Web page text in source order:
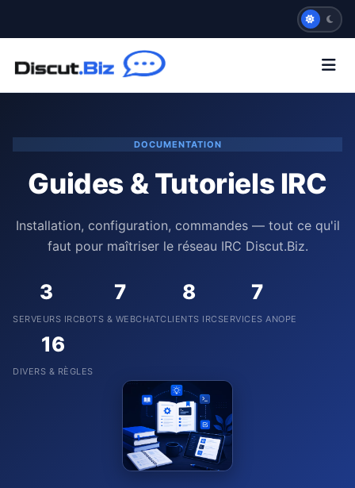
DOCUMENTATION
Guides & Tutoriels IRC
Installation, configuration, commandes — tout ce qu'il
faut pour maîtriser le réseau IRC Discut.Biz.
3
SERVEURS IRC
7
BOTS & WEBCHAT
8
CLIENTS IRC
7
SERVICES ANOPE
16
DIVERS & RÈGLES